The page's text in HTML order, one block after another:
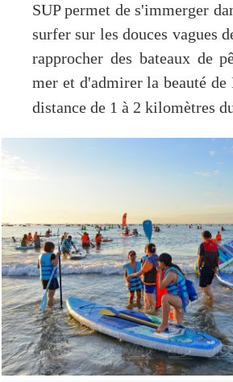
SUP permet de s'immerger
surfer sur les douces vagues
rapprocher des bateaux de
mer et d'admirer la beauté de
distance de 1 à 2 kilomètres